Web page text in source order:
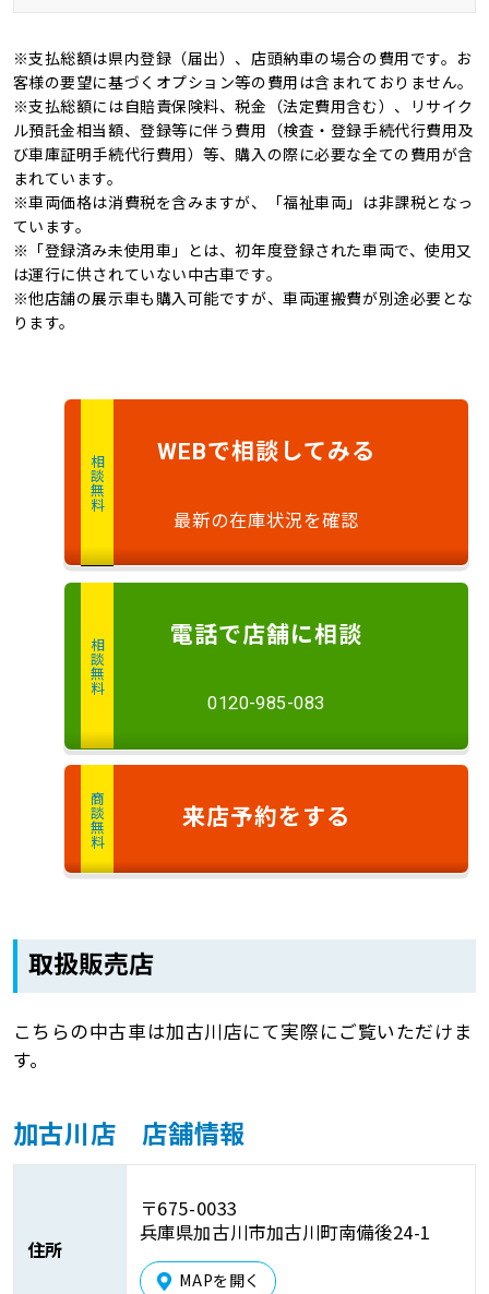
バックカメラ ＬＥＤ
オートマチックハイビ
ーム
オートライト
新品タイヤ ワンオーナー
記録簿 4WD
※支払総額は県内登録（届出）、店頭納車の場合の費用です。お
客様の要望に基づくオプション等の費用は含まれておりません。
※支払総額には自賠責保険料、税金（法定費用含む）、リサイク
ル預託金相当額、登録等に伴う費用（検査・登録手続代行費用及
び車庫証明手続代行費用）等、購入の際に必要な全ての費用が含
まれています。
※車両価格は消費税を含みますが、「福祉車両」は非課税となっ
ています。
※「登録済み未使用車」とは、初年度登録された車両で、使用又
は運行に供されていない中古車です。
※他店舗の展示車も購入可能ですが、車両運搬費が別途必要とな
ります。
相談無料
WEBで相談 してみる
最新の在庫状況を確認
相談無料
電話で店舗に相談
0120-985-083
商談無料 来店予約をする
取扱販売店
こちらの中古車は加古川店にて実際にご覧いただけま
す。
加古川店 店舗情報
住所
〒675-0033
兵庫県加古川市加古川町南備後24-1
MAPを開く